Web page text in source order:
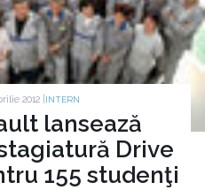
2012 | INTERN
lansează
Drive
155 studenţi